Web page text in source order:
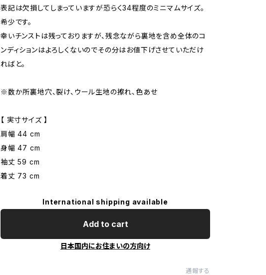
表記は欠損してしまっていますが恐らく34程度のミニマムサイズ。
希少です。
幸いチンストは残っておりますが、残念ながら裏地を含め全体のコ
ンディションはよろしくないのでその分はお値下げさせていただけ
ればと。
※数か所裏地穴、裂け、ウール生地の擦れ、色あせ
【 実寸サイズ 】
肩幅 44 cm
身幅 47 cm
袖丈 59 cm
着丈 73 cm
International shipping available
Add to cart
日本国内にお住まいの方向け
通報する